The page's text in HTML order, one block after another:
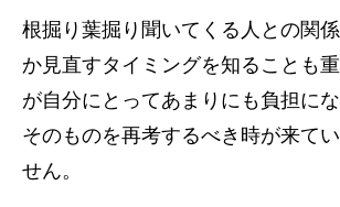
根掘り葉掘り聞いてくる人との関
か見直すタイミングを知ることも
が自分にとってあまりにも負担に
そのものを再考するべき時が来て
せん。